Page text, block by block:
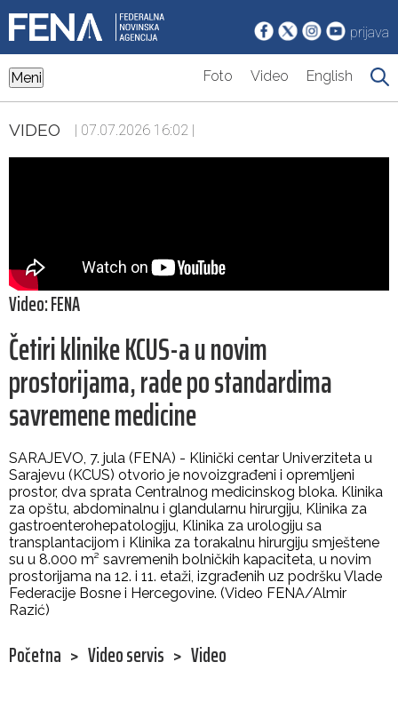
prijava
Meni Foto Video English
VIDEO | 07.07.2026 16:02 |
Video: FENA
Četiri klinike KCUS-a u novim
prostorijama, rade po standardima
savremene medicine
SARAJEVO, 7. jula (FENA) - Klinički centar Univerziteta u
Sarajevu (KCUS) otvorio je novoizgrađeni i opremljeni
prostor, dva sprata Centralnog medicinskog bloka. Klinika
za opštu, abdominalnu i glandularnu hirurgiju, Klinika za
gastroenterohepatologiju, Klinika za urologiju sa
transplantacijom i Klinika za torakalnu hirurgiju smještene
su u 8.000 m² savremenih bolničkih kapaciteta, u novim
prostorijama na 12. i 11. etaži, izgrađenih uz podršku Vlade
Federacije Bosne i Hercegovine. (Video FENA/Almir
Razić)
Početna > Video servis > Video